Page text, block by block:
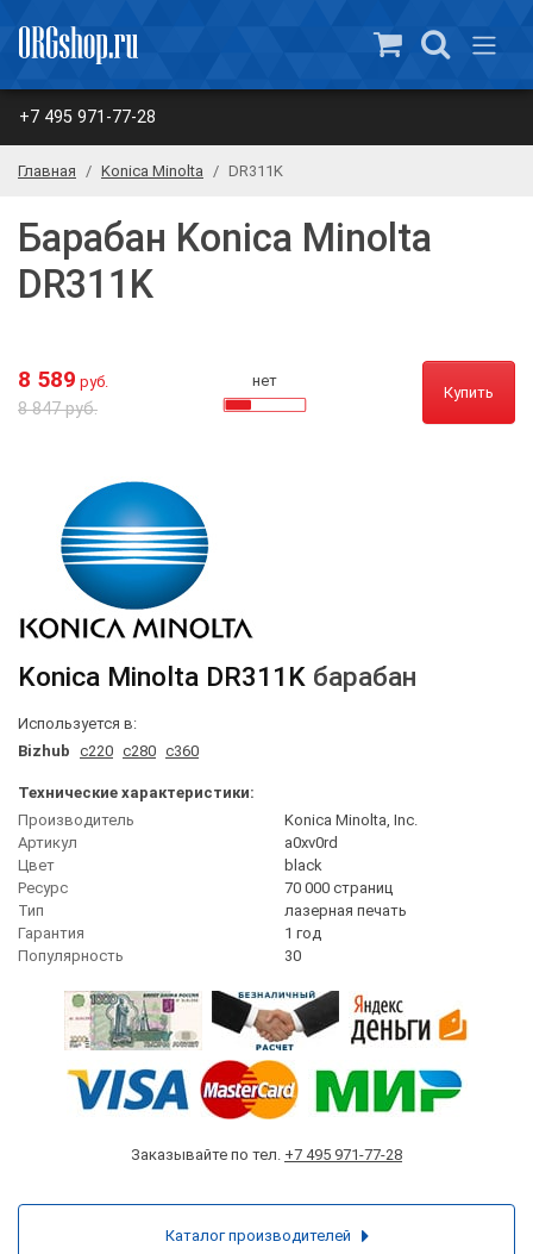
+7 495 971-77-28
Главная Konica Minolta DR311K
Барабан Konica Minolta
DR311K
8 589 руб.
8 847 руб.
нет
Купить
Konica Minolta DR311K барабан
Используется в:
Bizhub c220 c280 c360
Технические характеристики:
Производитель
Konica Minolta, Inc.
Артикул
a0xv0rd
Цвет
black
Ресурс
70 000 страниц
Тип
лазерная печать
Гарантия
1 год
Популярность
30
Заказывайте по тел. +7 495 971-77-28